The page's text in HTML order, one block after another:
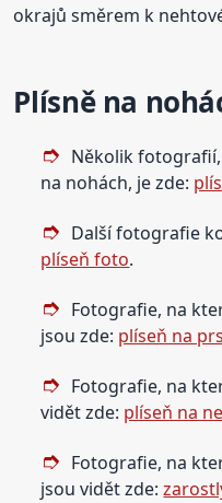
okrajů směrem k
Plísně na
Několik
na nohách, je zde:
Další fotografie
plíseň foto.
Fotografie, na
jsou zde: plíseň na
Fotografie, na
vidět zde: plíseň na
Fotografie, na
jsou vidět zde: